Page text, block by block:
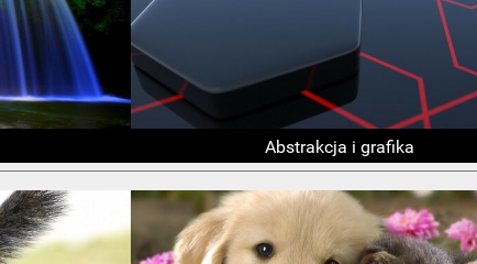
Abstrakcja i grafika